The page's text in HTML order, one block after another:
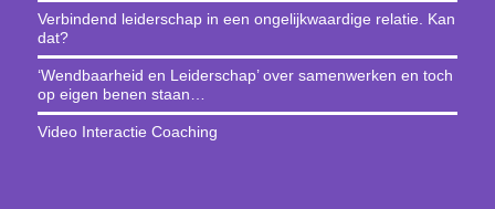
Verbindend leiderschap in een ongelijkwaardige relatie. Kan
dat?
‘Wendbaarheid en Leiderschap’ over samenwerken en toch
op eigen benen staan…
Video Interactie Coaching